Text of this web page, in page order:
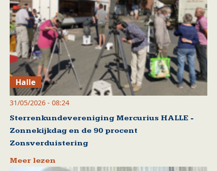
Halle
31/05/2026 - 08:24
Sterrenkundevereniging Mercurius HALLE -
Zonnekijkdag en de 90 procent
Zonsverduistering
Meer lezen